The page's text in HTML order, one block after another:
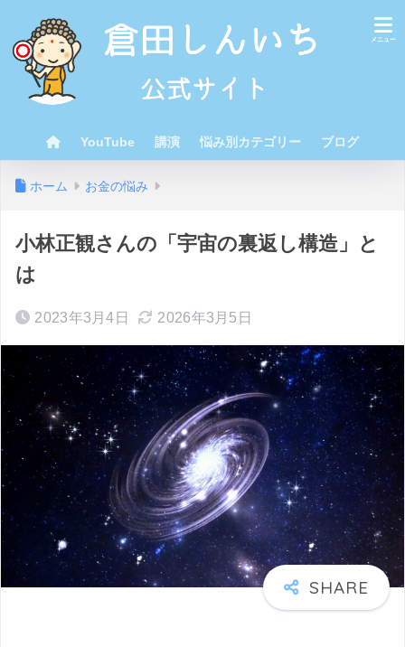
YouTube 講演 悩み別カテゴリー ブログ
ホーム お金の悩み
小林正観さんの「宇宙の裏返し構造」と
は
2023年3月4日 2026年3月5日